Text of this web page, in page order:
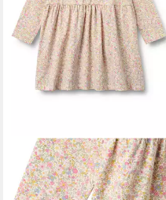
WHEAT
A-Linien-Kleid WHEAT Jersey
Dress L/S Sessa (1-tlg)